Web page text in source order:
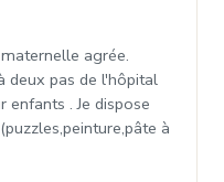
agrée.
deux pas de l'hôpital
. Je dispose
à